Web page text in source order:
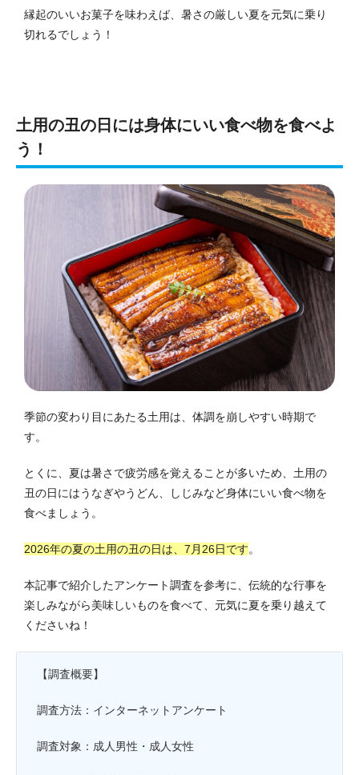
縁起のいいお菓子を味わえば、暑さの厳しい夏を元気に乗り
切れるでしょう！
土用の丑の日には身体にいい食べ物を食べよ
う！
季節の変わり目にあたる土用は、体調を崩しやすい時期で
す。
とくに、夏は暑さで疲労感を覚えることが多いため、土用の
丑の日にはうなぎやうどん、しじみなど身体にいい食べ物を
食べましょう。
2026年の夏の土用の丑の日は、7月26日です。
本記事で紹介したアンケート調査を参考に、伝統的な行事を
楽しみながら美味しいものを食べて、元気に夏を乗り越えて
くださいね！
【調査概要】
調査方法：インターネットアンケート
調査対象：成人男性・成人女性